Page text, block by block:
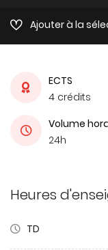
Ajouter à la
ECTS
4 crédits
Volume
24h
Heures
TD